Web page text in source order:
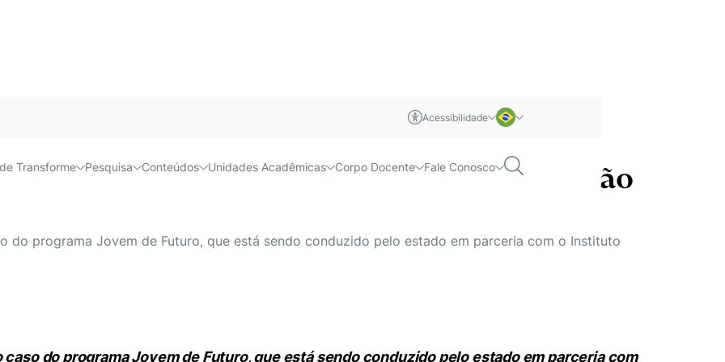
Acessibilidade
Português
Transforme Pesquisa Conteúdos Unidades Acadêmicas Corpo Docente Fale Conosco Pesquisar
tema de curso para Secretaria de Educação
do programa Jovem de Futuro, que está sendo conduzido pelo estado em parceria com o Instituto
do programa Jovem de Futuro, que está sendo conduzido pelo estado em parceria com